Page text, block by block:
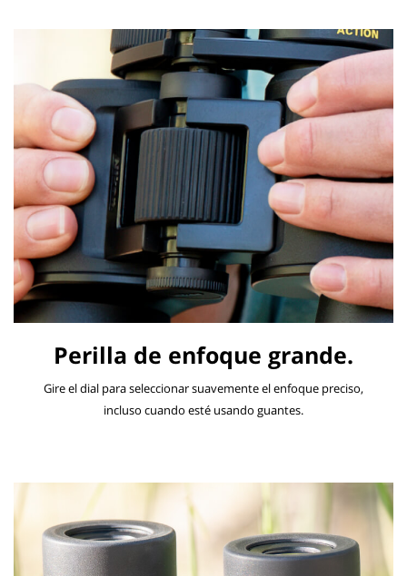
Perilla de enfoque grande.
Gire el dial para seleccionar suavemente el enfoque preciso,
incluso cuando esté usando guantes.